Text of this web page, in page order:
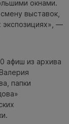
окнами.
выставок,
экспозициях», —
афиш из архива
папки